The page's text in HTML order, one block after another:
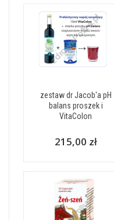
zestaw dr Jacob'a pH
balans proszek i
VitaColon
215,00 zł